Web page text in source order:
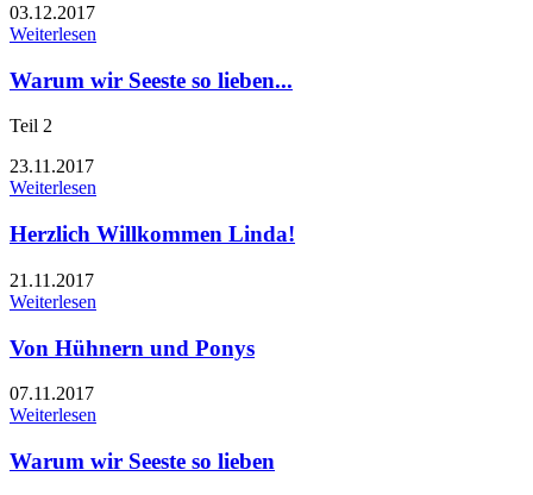
03.12.2017
Weiterlesen
Warum wir Seeste so lieben...
Teil 2
23.11.2017
Weiterlesen
Herzlich Willkommen Linda!
21.11.2017
Weiterlesen
Von Hühnern und Ponys
07.11.2017
Weiterlesen
Warum wir Seeste so lieben